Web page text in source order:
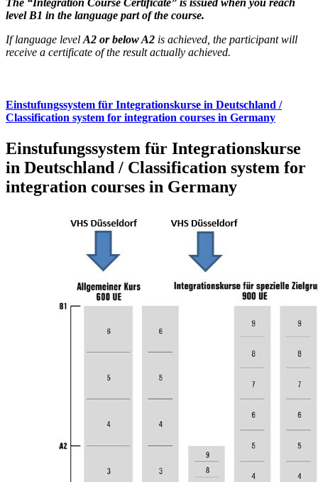
The “Integration Course Certificate” is issued when you reach
level B1 in the language part of the course.
If language level A2 or below A2 is achieved, the participant will
receive a certificate of the result actually achieved.
Einstufungssystem für Integrationskurse in Deutschland /
Classification system for integration courses in Germany
Einstufungssystem für Integrationskurse
in Deutschland / Classification system for
integration courses in Germany